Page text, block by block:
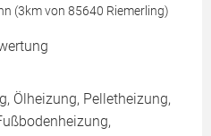
(3km von 85640 Riemerling)
Ölheizung, Pelletheizung,